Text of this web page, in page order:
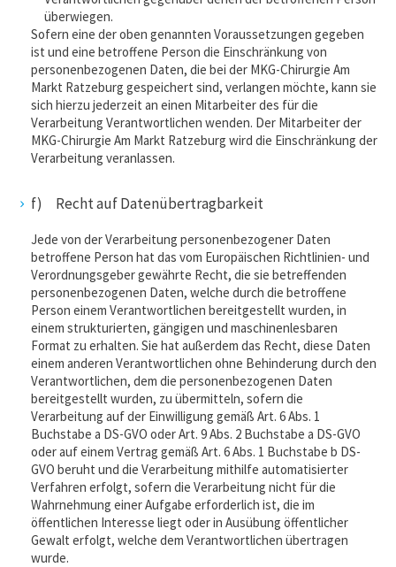
überwiegen.
Sofern eine der oben genannten Voraussetzungen gegeben
ist und eine betroffene Person die Einschränkung von
personenbezogenen Daten, die bei der MKG-Chirurgie Am
Markt Ratzeburg gespeichert sind, verlangen möchte, kann sie
sich hierzu jederzeit an einen Mitarbeiter des für die
Verarbeitung Verantwortlichen wenden. Der Mitarbeiter der
MKG-Chirurgie Am Markt Ratzeburg wird die Einschränkung der
Verarbeitung veranlassen.
f) Recht auf Datenübertragbarkeit
Jede von der Verarbeitung personenbezogener Daten
betroffene Person hat das vom Europäischen Richtlinien- und
Verordnungsgeber gewährte Recht, die sie betreffenden
personenbezogenen Daten, welche durch die betroffene
Person einem Verantwortlichen bereitgestellt wurden, in
einem strukturierten, gängigen und maschinenlesbaren
Format zu erhalten. Sie hat außerdem das Recht, diese Daten
einem anderen Verantwortlichen ohne Behinderung durch den
Verantwortlichen, dem die personenbezogenen Daten
bereitgestellt wurden, zu übermitteln, sofern die
Verarbeitung auf der Einwilligung gemäß Art. 6 Abs. 1
Buchstabe a DS-GVO oder Art. 9 Abs. 2 Buchstabe a DS-GVO
oder auf einem Vertrag gemäß Art. 6 Abs. 1 Buchstabe b DS-
GVO beruht und die Verarbeitung mithilfe automatisierter
Verfahren erfolgt, sofern die Verarbeitung nicht für die
Wahrnehmung einer Aufgabe erforderlich ist, die im
öffentlichen Interesse liegt oder in Ausübung öffentlicher
Gewalt erfolgt, welche dem Verantwortlichen übertragen
wurde.